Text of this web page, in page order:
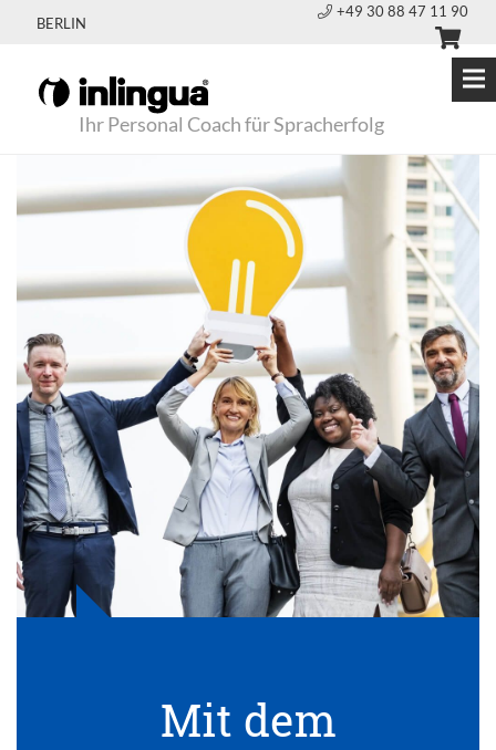
BERLIN
+49 30 88 47 11 90
Ihr Personal Coach für Spracherfolg
Mit dem